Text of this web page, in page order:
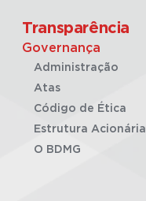
Transparência
Governança
Administração
Atas
Código de Ética
Estrutura Acionária
O BDMG